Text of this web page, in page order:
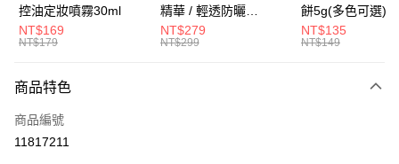
Google Pay
全盈+PAY
大哥付你分期
【大哥付你分期使用說明】
1.本服務由台灣大哥大提供，台灣大哥大用戶可立即使用無須另外申請。
AFTEE先享後付
控油定妝噴霧30ml
NT$169
NT$179
精華 / 輕透防曬
SPF40★★★★(30ml)
NT$279
NT$299
餅5g(多色可選)
NT$135
NT$149
商品特色
商品編號
11817211